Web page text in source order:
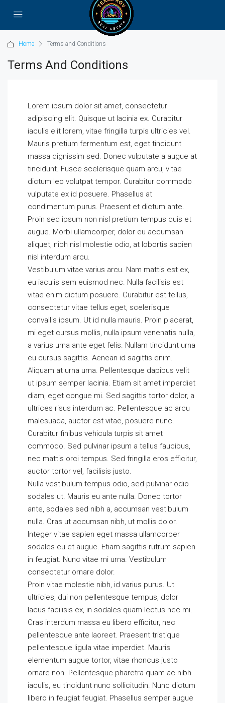
Home Terms and Conditions
Terms And Conditions
Lorem ipsum dolor sit amet, consectetur
adipiscing elit. Quisque ut lacinia ex. Curabitur
iaculis elit lorem, vitae fringilla turpis ultricies vel.
Mauris pretium fermentum est, eget tincidunt
massa dignissim sed. Donec vulputate a augue at
tincidunt. Fusce scelerisque quam arcu, vitae
dictum leo volutpat tempor. Curabitur commodo
vulputate ex id posuere. Phasellus at
condimentum purus. Praesent et dictum ante.
Proin sed ipsum non nisl pretium tempus quis et
augue. Morbi ullamcorper, dolor eu accumsan
aliquet, nibh nisl molestie odio, at lobortis sapien
nisl interdum arcu.
Vestibulum vitae varius arcu. Nam mattis est ex,
eu iaculis sem euismod nec. Nulla facilisis est
vitae enim dictum posuere. Curabitur est tellus,
consectetur vitae tellus eget, scelerisque
convallis ipsum. Ut id nulla mauris. Proin placerat,
mi eget cursus mollis, nulla ipsum venenatis nulla,
a varius urna ante eget felis. Nullam tincidunt urna
eu cursus sagittis. Aenean id sagittis enim.
Aliquam at urna urna. Pellentesque dapibus velit
ut ipsum semper lacinia. Etiam sit amet imperdiet
diam, eget congue mi. Sed sagittis tortor dolor, a
ultrices risus interdum ac. Pellentesque ac arcu
malesuada, auctor est vitae, posuere nunc.
Curabitur finibus vehicula turpis sit amet
commodo. Sed pulvinar ipsum a tellus faucibus,
nec mattis orci tempus. Sed fringilla eros efficitur,
auctor tortor vel, facilisis justo.
Nulla vestibulum tempus odio, sed pulvinar odio
sodales ut. Mauris eu ante nulla. Donec tortor
ante, sodales sed nibh a, accumsan vestibulum
nulla. Cras ut accumsan nibh, ut mollis dolor.
Integer vitae sapien eget massa ullamcorper
sodales eu et augue. Etiam sagittis rutrum sapien
in feugiat. Nunc vitae mi urna. Vestibulum
consectetur ornare dolor.
Proin vitae molestie nibh, id varius purus. Ut
ultricies, dui non pellentesque tempus, dolor
lacus facilisis ex, in sodales quam lectus nec mi.
Cras interdum massa eu libero efficitur, nec
pellentesque ante laoreet. Praesent tristique
pellentesque ligula vitae imperdiet. Mauris
elementum augue tortor, vitae rhoncus justo
ornare non. Pellentesque pharetra quam ac nibh
iaculis, eu tincidunt nunc sollicitudin. Nunc dictum
libero in feugiat feugiat. Phasellus semper augue